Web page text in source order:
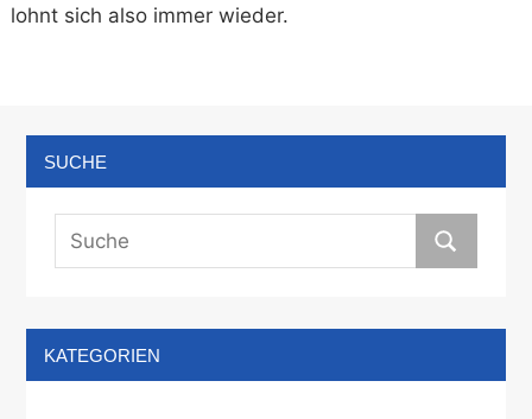
lohnt sich also immer wieder.
SUCHE
KATEGORIEN